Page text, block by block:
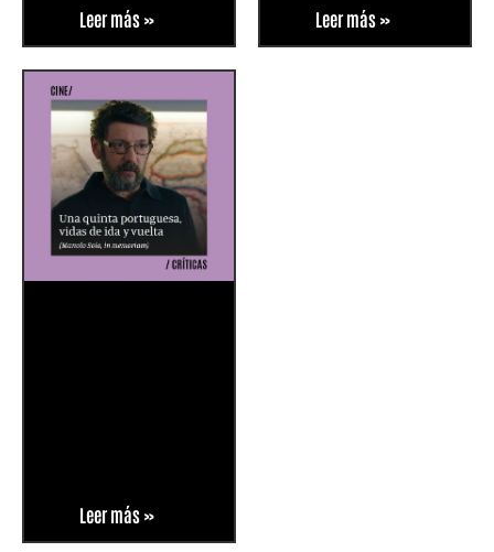
Leer más » Leer más »
Leer más »